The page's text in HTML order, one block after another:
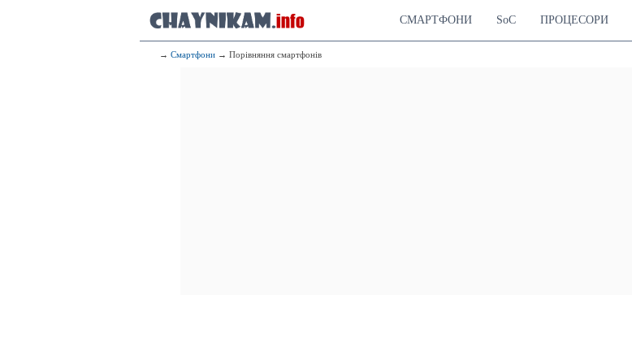
СМАРТФОНИ SoC ПРОЦЕСОРИ
→ Смартфони → Порівняння смартфонів